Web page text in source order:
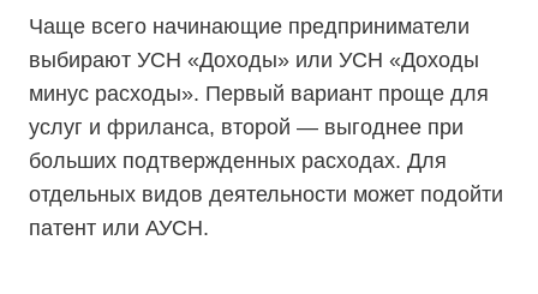
Чаще всего начинающие предприниматели
выбирают УСН «Доходы» или УСН «Доходы
минус расходы». Первый вариант проще для
услуг и фриланса, второй — выгоднее при
больших подтвержденных расходах. Для
отдельных видов деятельности может подойти
патент или АУСН.